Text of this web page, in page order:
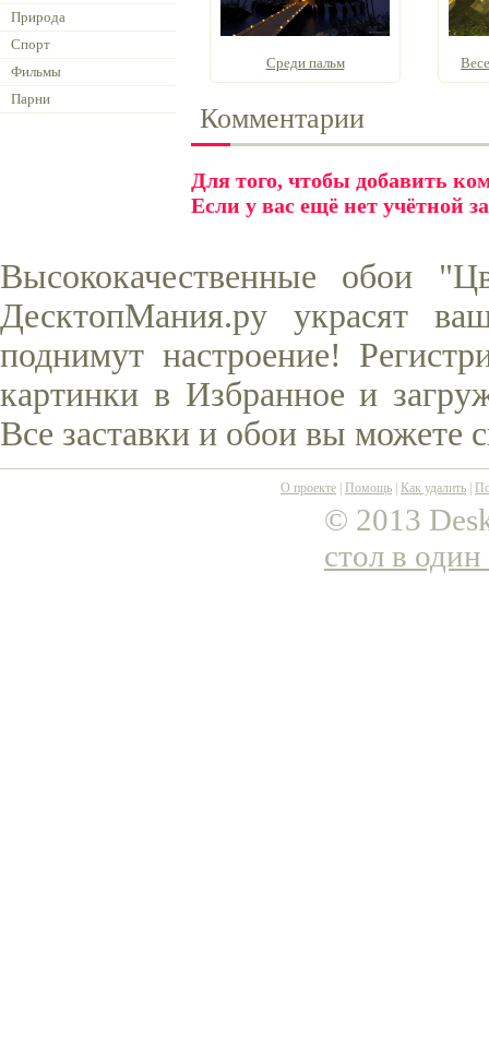
Природа
Спорт
Фильмы
Парни
Среди пальм
Комментарии
Для того, чтобы добавить
Если у вас ещё нет учётной
Высококачественные обои
ДесктопМания.ру украсят
поднимут настроение!
картинки в Избранное и
Все заставки и обои вы можете
О проекте Помощь Как удалить
© 2013
стол в